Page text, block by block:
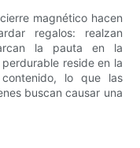
magnético hacen
regalos: realzan
la pauta en la
reside en la
lo que las
buscan causar una